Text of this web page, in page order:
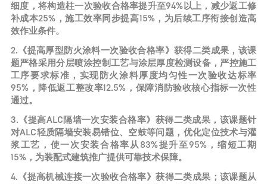
细度，将构造柱一次验收合格率提升至94%以上，减少返工修
补成本25%，施工效率同步提高15%，为后续工序衔接创造高
效作业条件。
2.《提高厚型防火涂料一次验收合格率》获得二类成果，该课
题严格采用分层喷涂控制工艺与涂层厚度检测设备，严控施工
工序要求标准，实现防火涂料厚度均匀性一次验收达标率
95%，降低返工整改率12.5%，保障消防验收核心指标一次性
通过。
3.《提高ALC隔墙一次安装合格率》获得二类成果，该课题针
对ALC轻质隔墙安装易错位、空鼓等问题，优化定位技术与灌
浆工艺，使一次安装合格率从83%提升至95%，缩短工期
15%，为装配式建筑推广提供可靠技术保障。
4.《提高机械连接一次验收合格率》获得二类成果；该课题从